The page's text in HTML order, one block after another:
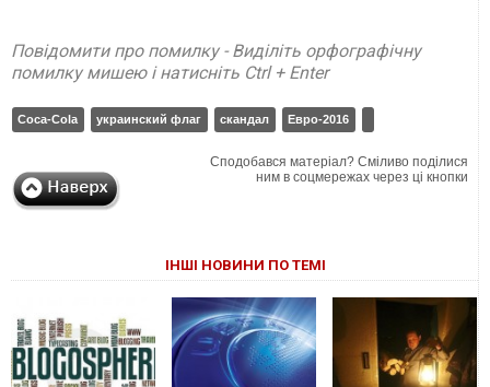
Повідомити про помилку - Виділіть орфографічну
помилку мишею і натисніть Ctrl + Enter
Coca-Cola украинский флаг скандал Евро-2016
Сподобався матеріал? Сміливо поділися
ним в соцмережах через ці кнопки
ІНШІ НОВИНИ ПО ТЕМІ